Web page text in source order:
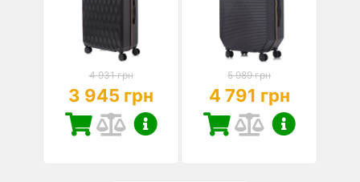
4 931 грн
3 945 грн
5 989 грн
4 791 грн